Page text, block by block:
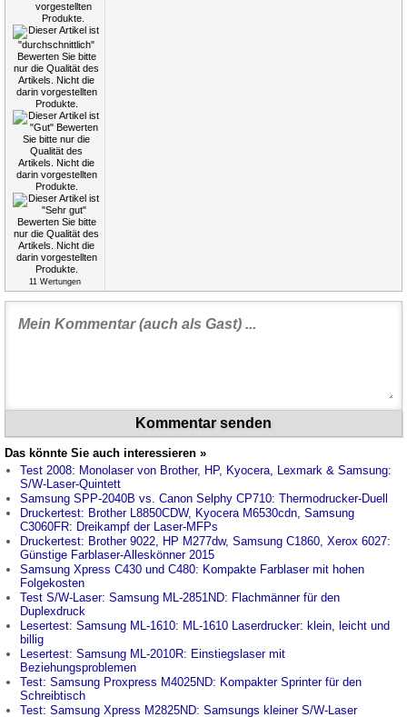
11 Wertungen
Kommentar senden
Das könnte Sie auch interessieren »
Test 2008: Monolaser von Brother, HP, Kyocera, Lexmark & Samsung:
S/W-Laser-Quintett
Samsung SPP-2040B vs. Canon Selphy CP710: Thermodrucker-Duell
Druckertest: Brother L8850CDW, Kyocera M6530cdn, Samsung
C3060FR: Dreikampf der Laser-MFPs
Druckertest: Brother 9022, HP M277dw, Samsung C1860, Xerox 6027:
Günstige Farblaser-Alleskönner 2015
Samsung Xpress C430 und C480: Kompakte Farblaser mit hohen
Folgekosten
Test S/W-Laser: Samsung ML-2851ND: Flachmänner für den
Duplexdruck
Lesertest: Samsung ML-1610: ML-1610 Laserdrucker: klein, leicht und
billig
Lesertest: Samsung ML-2010R: Einstiegslaser mit
Beziehungsproblemen
Test: Samsung Proxpress M4025ND: Kompakter Sprinter für den
Schreibtisch
Test: Samsung Xpress M2825ND: Samsungs kleiner S/W-Laser